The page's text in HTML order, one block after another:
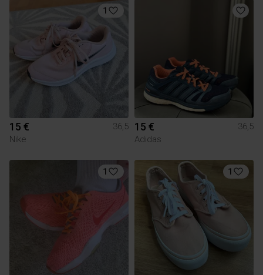
1
15 €
36,5
Nike
15 €
36,5
Adidas
1 1